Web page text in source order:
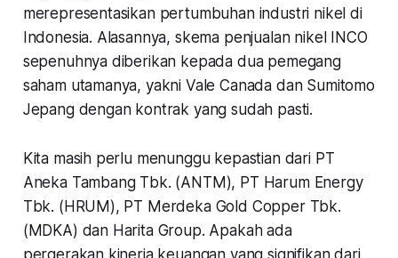
merepresentasikan pertumbuhan industri nikel di
Indonesia. Alasannya, skema penjualan nikel INCO
sepenuhnya diberikan kepada dua pemegang
saham utamanya, yakni Vale Canada dan Sumitomo
Jepang dengan kontrak yang sudah pasti.
Kita masih perlu menunggu kepastian dari PT
Aneka Tambang Tbk. (ANTM), PT Harum Energy
Tbk. (HRUM), PT Merdeka Gold Copper Tbk.
(MDKA) dan Harita Group. Apakah ada